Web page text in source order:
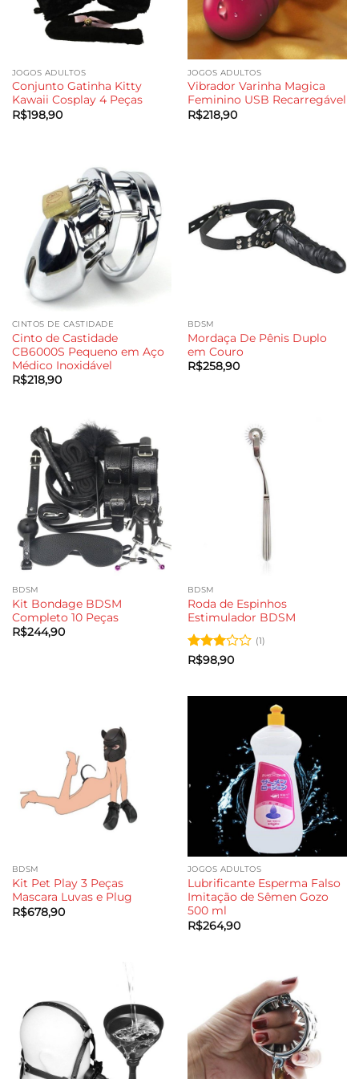
JOGOS ADULTOS
Conjunto Gatinha Kitty
Kawaii Cosplay 4 Peças
R$198,90
JOGOS ADULTOS
Vibrador Varinha Magica
Feminino USB Recarregável
R$218,90
CINTOS DE CASTIDADE
Cinto de Castidade
CB6000S Pequeno em Aço
Médico Inoxidável
R$218,90
BDSM
Mordaça De Pênis Duplo
em Couro
R$258,90
BDSM
Kit Bondage BDSM
Completo 10 Peças
R$244,90
BDSM
Roda de Espinhos
Estimulador BDSM
Avaliação
(1)
R$98,90
BDSM
Kit Pet Play 3 Peças
Mascara Luvas e Plug
R$678,90
JOGOS ADULTOS
Lubrificante Esperma Falso
Imitação de Sêmen Gozo
500 ml
R$264,90